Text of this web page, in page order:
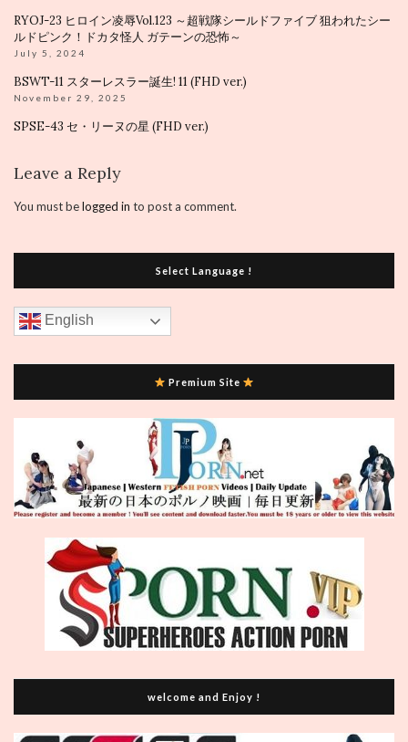
RYOJ-23 ヒロイン凌辱Vol.123 ～超戦隊シールドファイブ 狙われたシー
ルドピンク！ドカタ怪人 ガテーンの恐怖～
July 5, 2024
BSWT-11 スターレスラー誕生! 11 (FHD ver.)
November 29, 2025
SPSE-43 セ・リーヌの星 (FHD ver.)
Leave a Reply
You must belogged in to post a comment.
Select Language !
English
Premium Site
welcome and Enjoy !